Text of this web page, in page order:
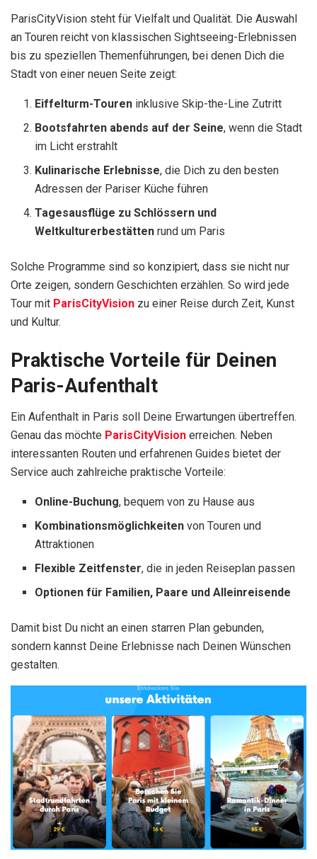
ParisCityVision steht für Vielfalt und Qualität. Die Auswahl
an Touren reicht von klassischen Sightseeing-Erlebnissen
bis zu speziellen Themenführungen, bei denen Dich die
Stadt von einer neuen Seite zeigt:
Eiffelturm-Touren inklusive Skip-the-Line Zutritt
Bootsfahrten abends auf der Seine, wenn die Stadt
im Licht erstrahlt
Kulinarische Erlebnisse, die Dich zu den besten
Adressen der Pariser Küche führen
Tagesausflüge zu Schlössern und
Weltkulturerbestätten rund um Paris
Solche Programme sind so konzipiert, dass sie nicht nur
Orte zeigen, sondern Geschichten erzählen. So wird jede
Tour mit ParisCityVision zu einer Reise durch Zeit, Kunst
und Kultur.
Praktische Vorteile für Deinen
Paris-Aufenthalt
Ein Aufenthalt in Paris soll Deine Erwartungen übertreffen.
Genau das möchte ParisCityVision erreichen. Neben
interessanten Routen und erfahrenen Guides bietet der
Service auch zahlreiche praktische Vorteile:
Online-Buchung, bequem von zu Hause aus
Kombinationsmöglichkeiten von Touren und
Attraktionen
Flexible Zeitfenster, die in jeden Reiseplan passen
Optionen für Familien, Paare und Alleinreisende
Damit bist Du nicht an einen starren Plan gebunden,
sondern kannst Deine Erlebnisse nach Deinen Wünschen
gestalten.